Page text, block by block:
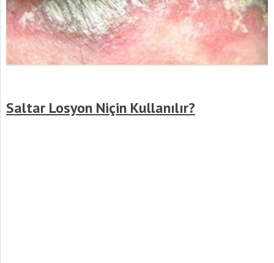
Saltar Losyon Niçin Kullanılır?